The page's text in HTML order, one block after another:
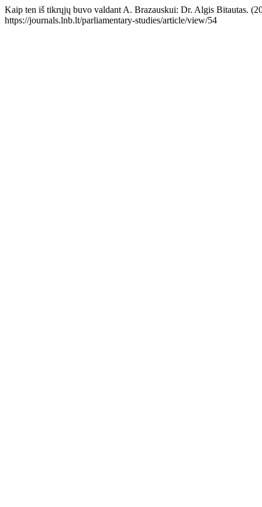
Kaip ten iš tikrųjų buvo valdant A. Brazauskui: Dr. Algis Bitautas.
https://journals.lnb.lt/parliamentary-studies/article/view/54